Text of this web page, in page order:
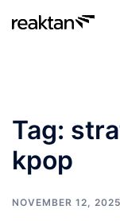
Tag:
kpop
NOVEMBER 12, 2025